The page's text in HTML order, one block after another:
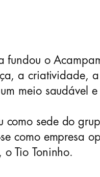
o
a criatividade,
meio saudável e
sede do
como empresa
Tio Toninho.